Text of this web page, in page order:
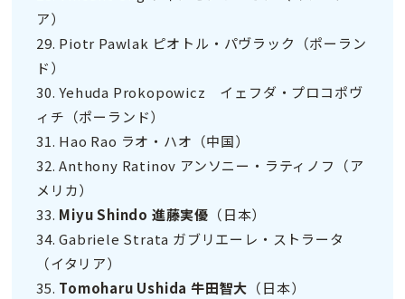
ア）
29. Piotr Pawlak ピオトル・パヴラック（ポーラン
ド）
30. Yehuda Prokopowicz イェフダ・プロコポヴ
ィチ（ポーランド）
31. Hao Rao ラオ・ハオ（中国）
32. Anthony Ratinov アンソニー・ラティノフ（ア
メリカ）
33. Miyu Shindo 進藤実優 （日本）
34. Gabriele Strata ガブリエーレ・ストラータ
（イタリア）
35. Tomoharu Ushida 牛田智大 （日本）